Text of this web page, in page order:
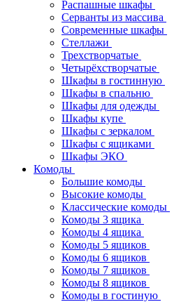
Распашные шкафы
Серванты из массива
Современные шкафы
Стеллажи
Трехстворчатые
Четырёхстворчатые
Шкафы в гостинную
Шкафы в спальню
Шкафы для одежды
Шкафы купе
Шкафы с зеркалом
Шкафы с ящиками
Шкафы ЭКО
Комоды
Большие комоды
Высокие комоды
Классические комоды
Комоды 3 ящика
Комоды 4 ящика
Комоды 5 ящиков
Комоды 6 ящиков
Комоды 7 ящиков
Комоды 8 ящиков
Комоды в гостиную